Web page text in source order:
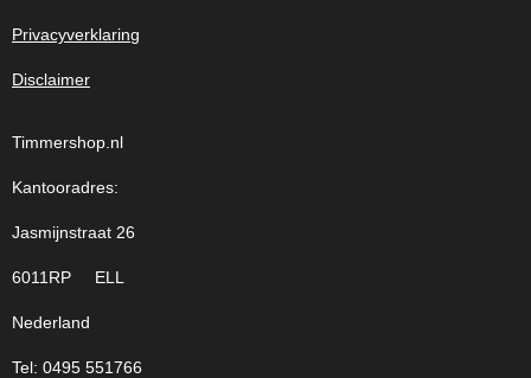
Privacyverklaring
Disclaimer
Timmershop.nl
Kantooradres:
Jasmijnstraat 26
6011RP ELL
Nederland
Tel: 0495 551766